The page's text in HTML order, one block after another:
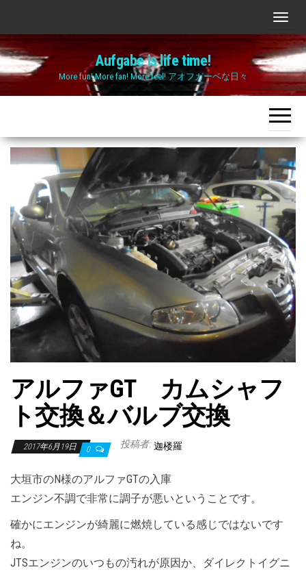
the
content
ナ
ビ
ゲ
ー
シ
ョ
ン
切
り
替
え
Aufgabe is life time!
More fun! More fan! More feel! アオフガーベな日々
アルファGT カムシャフ
ト交換＆バルブ交換
2017年6月19日 0 投稿者: 迦楼羅
大垣市のN様のアルファGTの入庫
エンジン不調で非常に調子が悪いということです。
確かにエンジンが綺麗に燃焼している感じではないです
ね。
JTSエンジンのいつもの汚れが原因か、ダイレクトイグニ